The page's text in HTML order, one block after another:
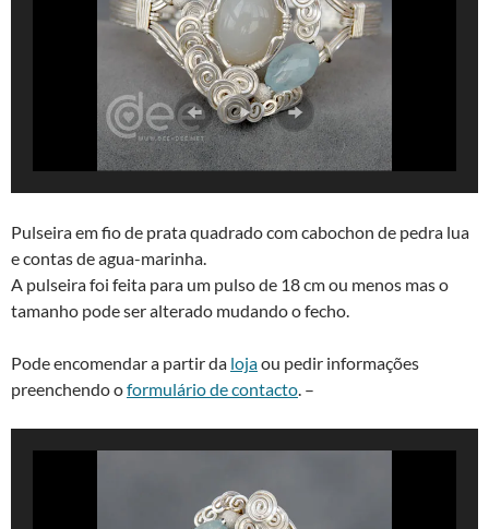
Pulseira em fio de prata quadrado com cabochon de pedra lua
e contas de agua-marinha.
A pulseira foi feita para um pulso de 18 cm ou menos mas o
tamanho pode ser alterado mudando o fecho.
Pode encomendar a partir da lojaou pedir informações
preenchendo oformulário de contacto . –